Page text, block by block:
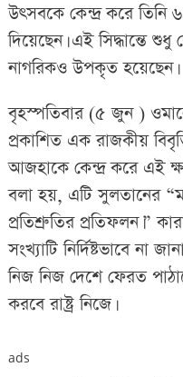
উৎসবকে কেন্দ্র করে তিনি
দিয়েছেন। এই সিদ্ধান্তে
নাগরিকও উপকৃত হয়েছেন।
বৃহস্পতিবার (৫ জুন )
প্রকাশিত এক রাজকীয়
আজহাকে কেন্দ্র করে এই
বলা হয়, এটি সুলতানের
প্রতিশ্রুতির প্রতিফলন।”
সংখ্যাটি নির্দিষ্টভাবে না
নিজ নিজ দেশে ফেরত
করবে রাষ্ট্র নিজে।
ads